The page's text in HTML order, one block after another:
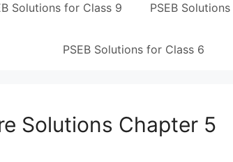
Solutions for Class 9 PSEB
PSEB Solutions for Class 6
Solutions Chapter 5